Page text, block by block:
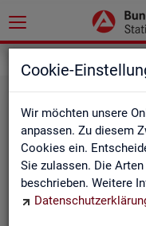
Cookie-
Wir möchten unsere
anpassen. Zu diesem
Cookies ein.
Sie zulassen. Die
beschrieben. Weitere
Ge­set­ze